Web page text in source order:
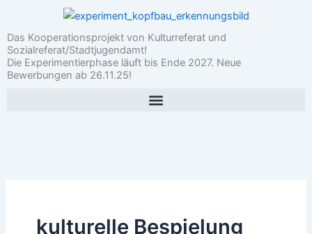
springen
Das Kooperationsprojekt von Kulturreferat und
Sozialreferat/Stadtjugendamt!
Die Experimentierphase läuft bis Ende 2027. Neue
Bewerbungen ab 26.11.25!
kulturelle Bespielung